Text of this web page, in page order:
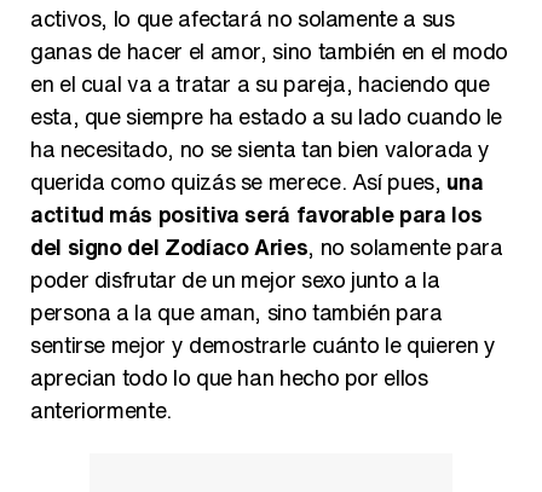
activos, lo que afectará no solamente a sus
ganas de hacer el amor, sino también en el modo
en el cual va a tratar a su pareja, haciendo que
esta, que siempre ha estado a su lado cuando le
ha necesitado, no se sienta tan bien valorada y
querida como quizás se merece. Así pues, una
actitud más positiva será favorable para los
del signo del Zodíaco Aries, no solamente para
poder disfrutar de un mejor sexo junto a la
persona a la que aman, sino también para
sentirse mejor y demostrarle cuánto le quieren y
aprecian todo lo que han hecho por ellos
anteriormente.